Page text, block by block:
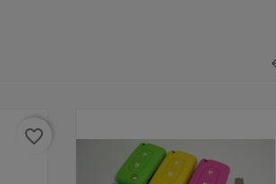
favorite_border